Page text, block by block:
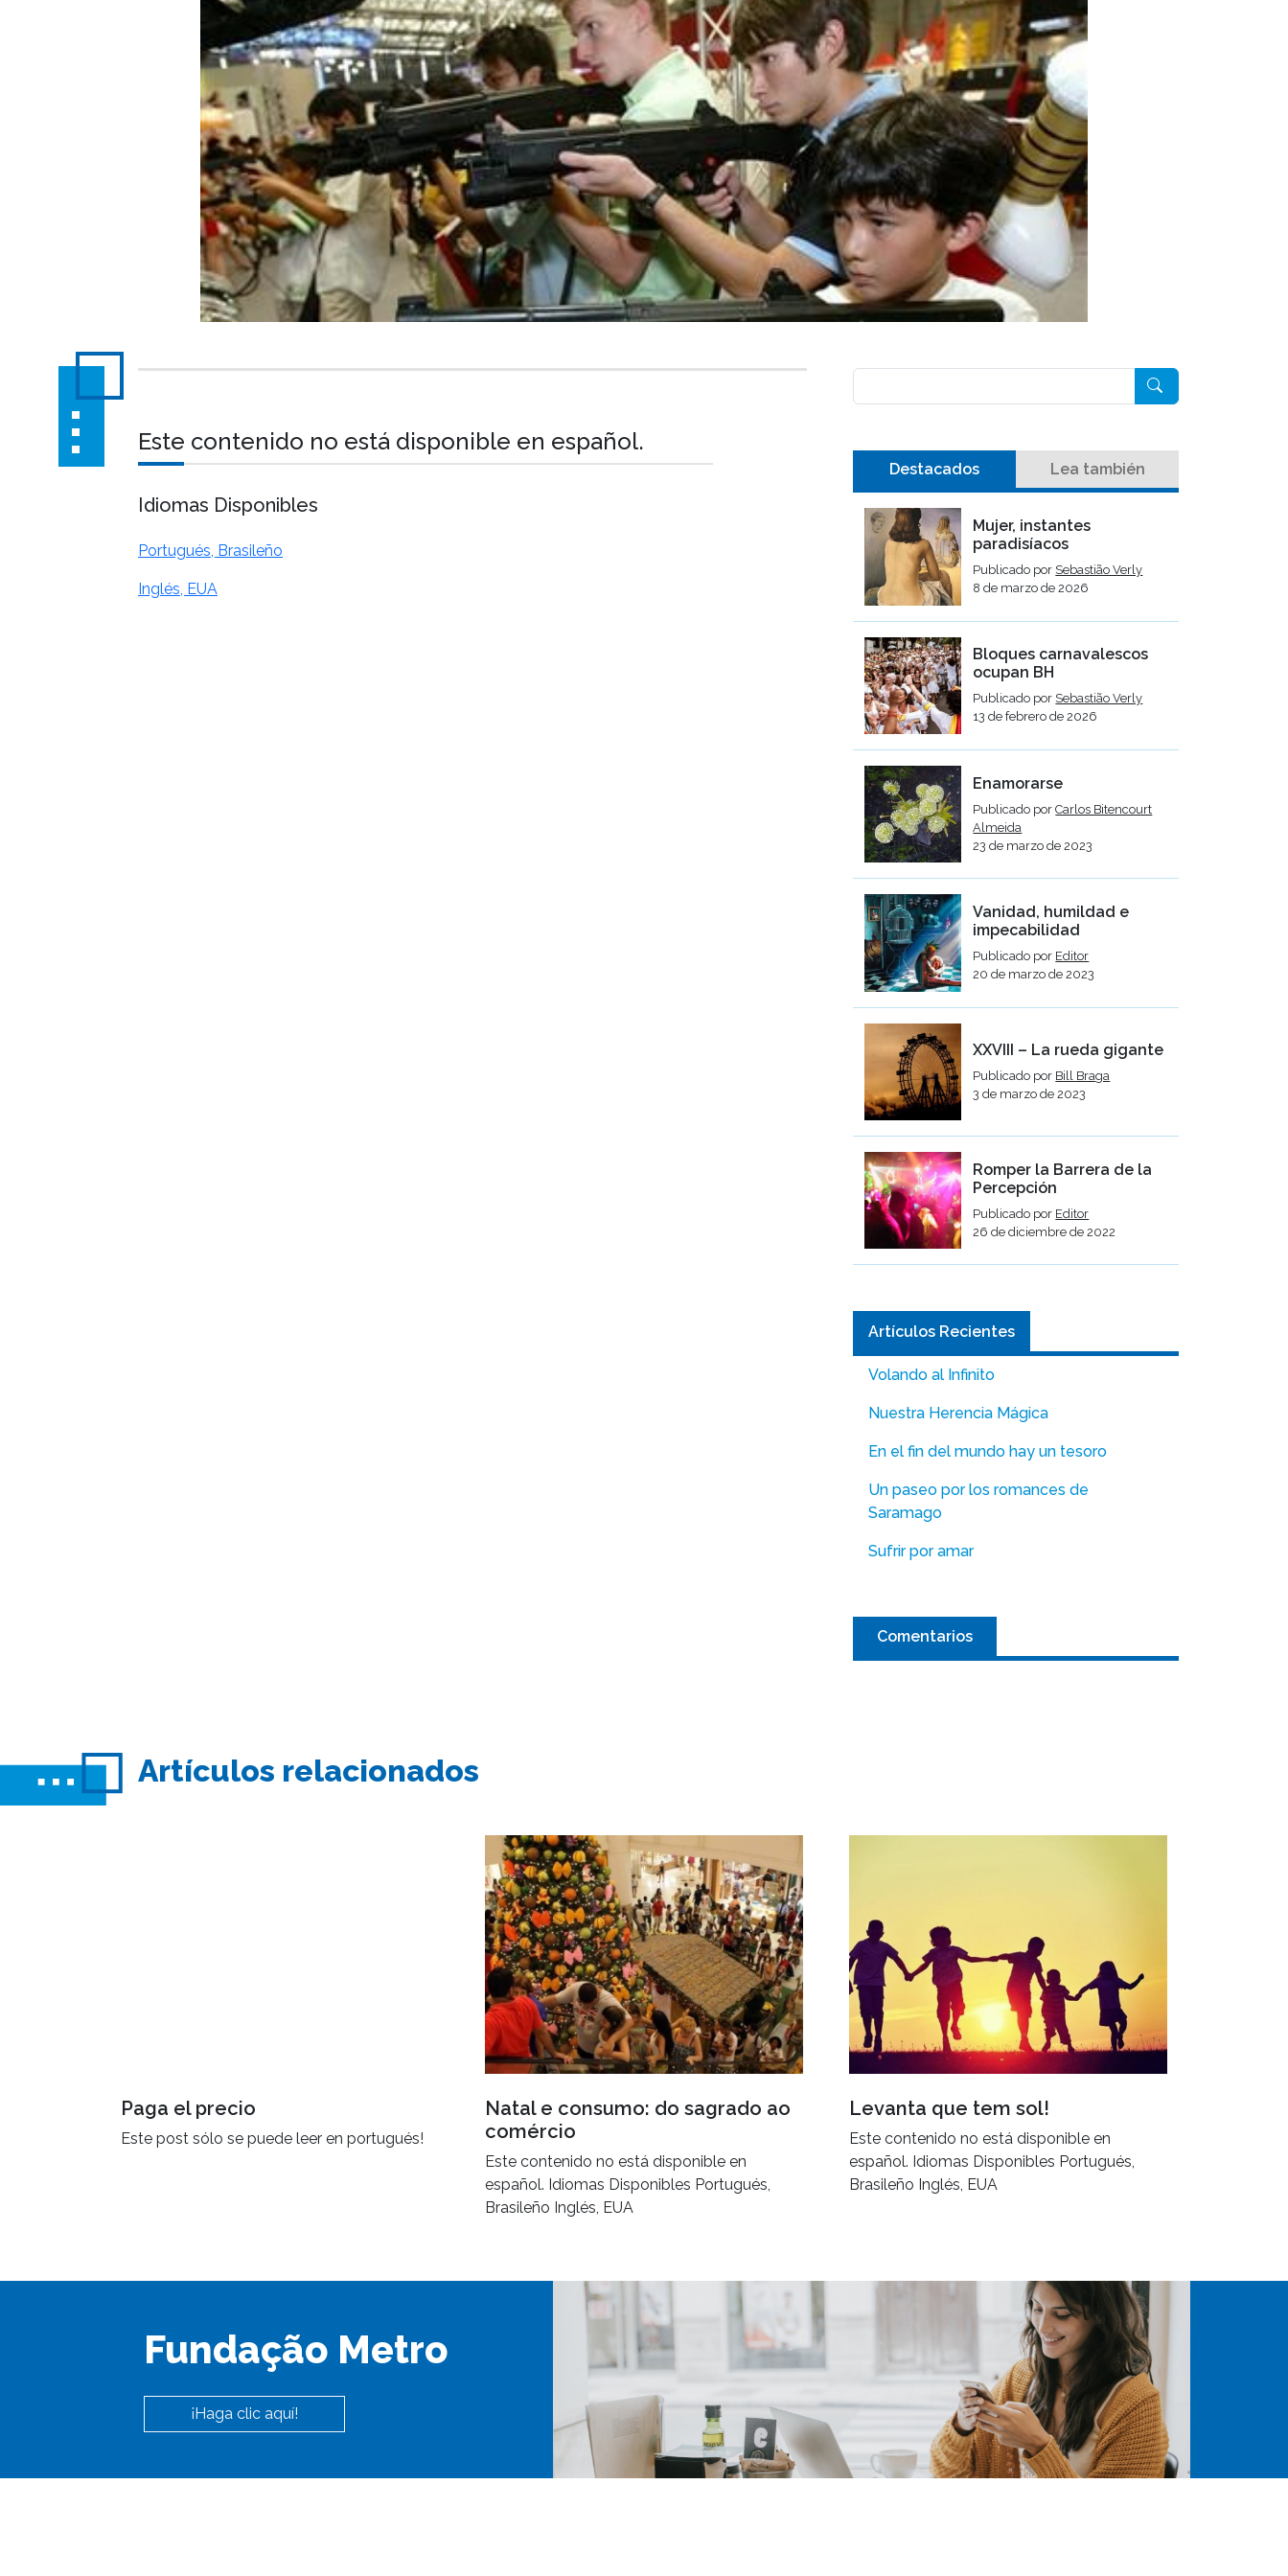
Este contenido no está disponible en español.
Idiomas Disponibles
Portugués, Brasileño
Inglés, EUA
Destacados Lea también
Mujer, instantes
paradisíacos
Publicado por Sebastião Verly
8 de marzo de 2026
Bloques carnavalescos
ocupan BH
Publicado por Sebastião Verly
13 de febrero de 2026
Enamorarse
Publicado porCarlos Bitencourt
Almeida
23 de marzo de 2023
Vanidad, humildad e
impecabilidad
Publicado por Editor
20 de marzo de 2023
XXVIII – La rueda gigante
Publicado por Bill Braga
3 de marzo de 2023
Romper la Barrera de la
Percepción
Publicado por Editor
26 de diciembre de 2022
Artículos Recientes
Volando al Infinito
Nuestra Herencia Mágica
En el fin del mundo hay un tesoro
Un paseo por los romances de
Saramago
Sufrir por amar
Comentarios
Artículos relacionados
Paga el precio
Este post sólo se puede leer en portugués!
Natal e consumo: do sagrado ao
comércio
Este contenido no está disponible en
español. Idiomas Disponibles Portugués,
Brasileño Inglés, EUA
Levanta que tem sol!
Este contenido no está disponible en
español. Idiomas Disponibles Portugués,
Brasileño Inglés, EUA
Fundação Metro
¡Haga clic aquí!